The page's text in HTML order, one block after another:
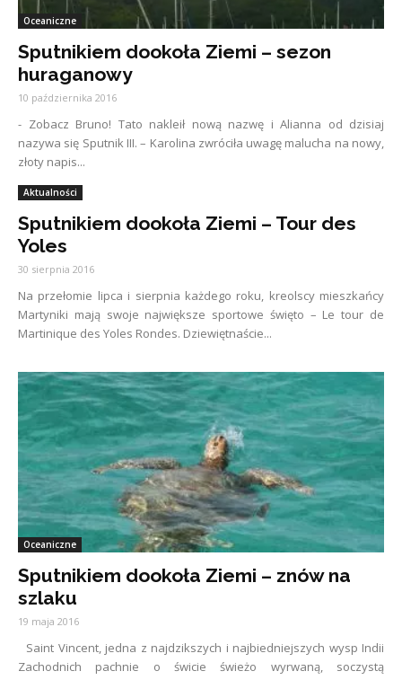
Oceaniczne
Sputnikiem dookoła Ziemi – sezon
huraganowy
10 października 2016
- Zobacz Bruno! Tato nakleił nową nazwę i Alianna od dzisiaj
nazywa się Sputnik III. – Karolina zwróciła uwagę malucha na nowy,
złoty napis...
Aktualności
Sputnikiem dookoła Ziemi – Tour des
Yoles
30 sierpnia 2016
Na przełomie lipca i sierpnia każdego roku, kreolscy mieszkańcy
Martyniki mają swoje największe sportowe święto – Le tour de
Martinique des Yoles Rondes. Dziewiętnaście...
Oceaniczne
Sputnikiem dookoła Ziemi – znów na
szlaku
19 maja 2016
Saint Vincent, jedna z najdzikszych i najbiedniejszych wysp Indii
Zachodnich pachnie o świcie świeżo wyrwaną, soczystą